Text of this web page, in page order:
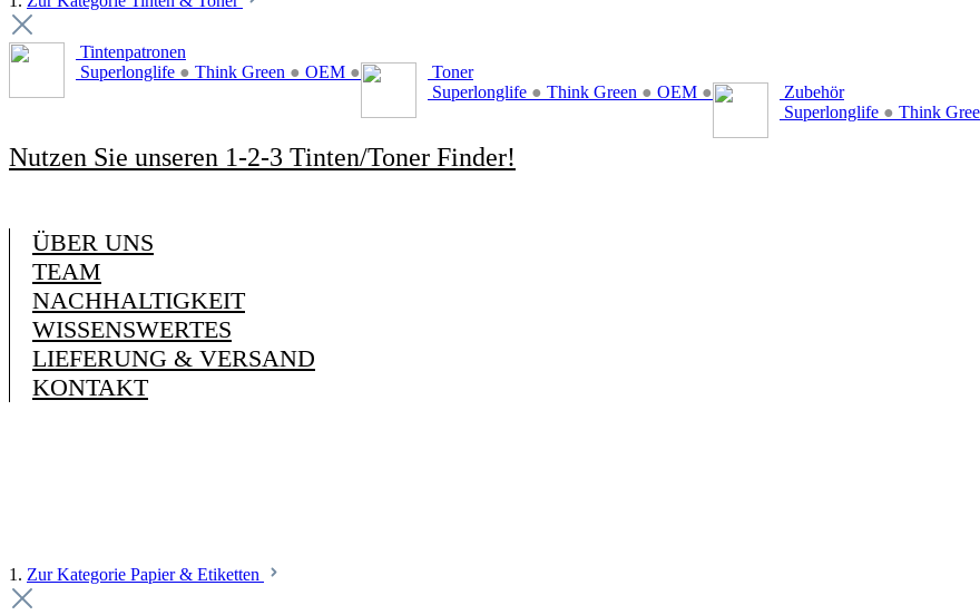
Tintenpatronen
Superlonglife ● Think Green ● OEM ●
Toner
Superlonglife ● Think Green ● OEM ●
Zubehör
Superlonglife ● Think
Nutzen Sie unseren 1-2-3 Tinten/Toner Finder!
ÜBER UNS
TEAM
NACHHALTIGKEIT
WISSENSWERTES
LIEFERUNG & VERSAND
KONTAKT
1. Zur Kategorie Papier & Etiketten